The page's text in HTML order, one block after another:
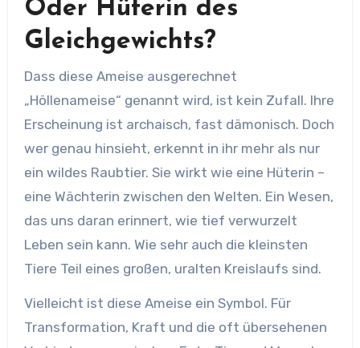
Oder Hüterin des
Gleichgewichts?
Dass diese Ameise ausgerechnet
„Höllenameise“ genannt wird, ist kein Zufall. Ihre
Erscheinung ist archaisch, fast dämonisch. Doch
wer genau hinsieht, erkennt in ihr mehr als nur
ein wildes Raubtier. Sie wirkt wie eine Hüterin –
eine Wächterin zwischen den Welten. Ein Wesen,
das uns daran erinnert, wie tief verwurzelt
Leben sein kann. Wie sehr auch die kleinsten
Tiere Teil eines großen, uralten Kreislaufs sind.
Vielleicht ist diese Ameise ein Symbol. Für
Transformation, Kraft und die oft übersehenen